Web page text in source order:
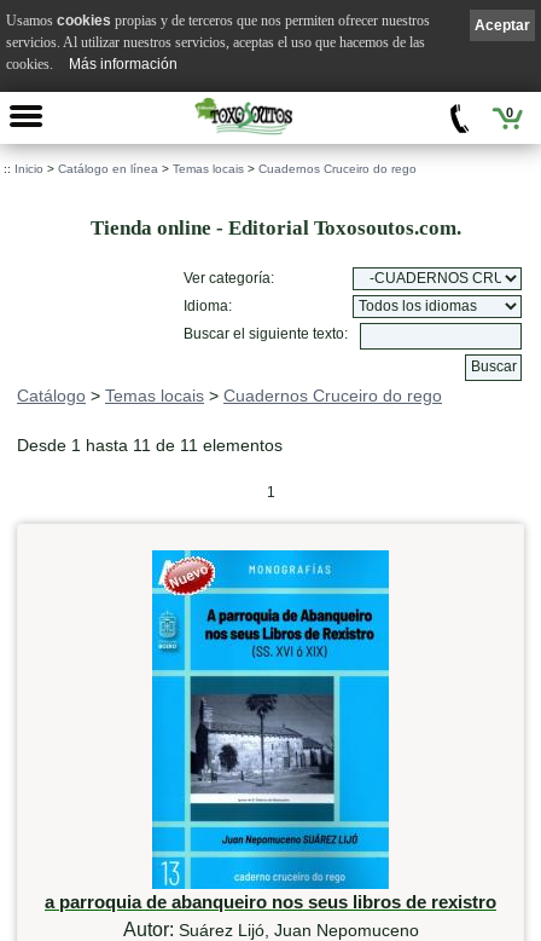
0
:: Inicio > Catálogo en línea > Temas locais > Cuadernos Cruceiro do rego
Tienda online - Editorial Toxosoutos.com.
Ver categoría:
Idioma:
Buscar el siguiente texto:
Catálogo > Temas locais > Cuadernos Cruceiro do rego
Desde 1 hasta 11 de 11 elementos
1
a parroquia de abanqueiro nos seus libros de rexistro
Autor: Suárez Lijó, Juan Nepomuceno
Aceptar
Usamos cookies propias y de terceros que nos permiten ofrecer nuestros
servicios. Al utilizar nuestros servicios, aceptas el uso que hacemos de las
cookies.
Más información